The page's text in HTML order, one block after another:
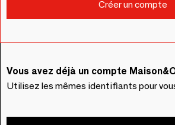
Vous avez déjà un compte
Utilisez les mêmes identifiants pour